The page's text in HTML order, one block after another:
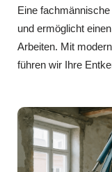
Eine
und ermöglicht
Arbeiten. Mit
führen wir Ihre